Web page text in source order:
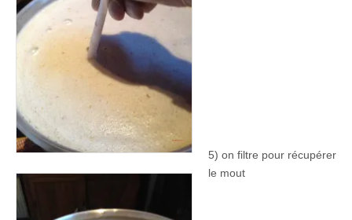
5) on filtre pour récupérer
le mout